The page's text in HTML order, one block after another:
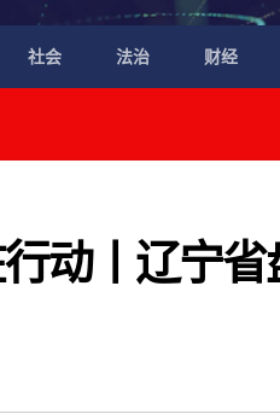
社会 法治 财经
动丨辽宁